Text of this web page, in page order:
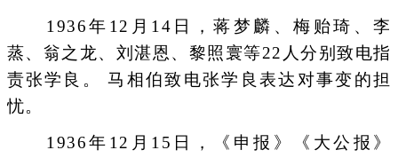
1936年12月14日，蒋梦麟、梅贻琦、李
蒸、翁之龙、刘湛恩、黎照寰等22人分别致电指
责张学良。 马相伯致电张学良表达对事变的担
忧。
1936年12月15日，《申报》《大公报》